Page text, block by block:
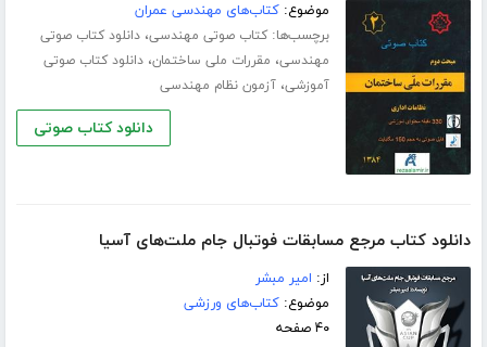
موضوع:کتاب‌های مهندسی عمران
برچسب‌ها:کتاب صوتی مهندسی،دانلود کتاب صوتی
مهندسی، مقررات ملی ساختمان،دانلود کتاب صوتی
آموزشی،آزمون نظام مهندسی
دانلود کتاب صوتی
دانلود کتاب مرجع مسابقات فوتبال جام ملت‌های آسیا
از: امیر مبشر
موضوع:کتاب‌های ورزشی
۴۰ صفحه